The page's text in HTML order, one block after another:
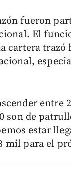
fueron
El
cartera trazó
entre
son de
estar
mil para el